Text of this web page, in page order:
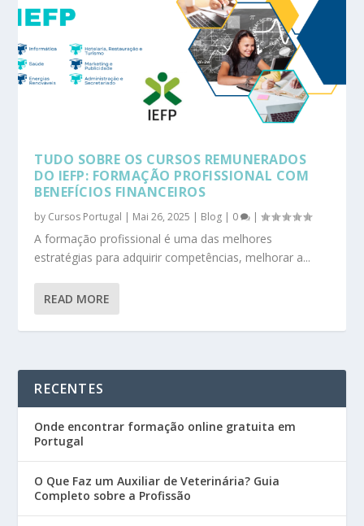
TUDO SOBRE OS CURSOS REMUNERADOS
DO IEFP: FORMAÇÃO PROFISSIONAL COM
BENEFÍCIOS FINANCEIROS
by Cursos Portugal | Mai 26, 2025 | Blog | 0 |
A formação profissional é uma das melhores
estratégias para adquirir competências, melhorar a...
READ MORE
RECENTES
Onde encontrar formação online gratuita em
Portugal
O Que Faz um Auxiliar de Veterinária? Guia
Completo sobre a Profissão